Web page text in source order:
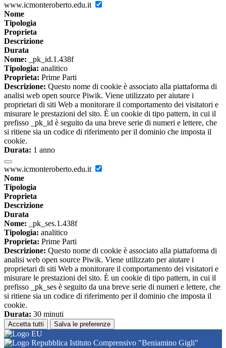
www.icmonteroberto.edu.it
Nome
Tipologia
Proprieta
Descrizione
Durata
Nome: _pk_id.1.438f
Tipologia: analitico
Proprieta: Prime Parti
Descrizione: Questo nome di cookie è associato alla piattaforma di
analisi web open source Piwik. Viene utilizzato per aiutare i
proprietari di siti Web a monitorare il comportamento dei visitatori e
misurare le prestazioni del sito. È un cookie di tipo pattern, in cui il
prefisso _pk_id è seguito da una breve serie di numeri e lettere, che
si ritiene sia un codice di riferimento per il dominio che imposta il
cookie.
Durata: 1 anno
www.icmonteroberto.edu.it
Nome
Tipologia
Proprieta
Descrizione
Durata
Nome: _pk_ses.1.438f
Tipologia: analitico
Proprieta: Prime Parti
Descrizione: Questo nome di cookie è associato alla piattaforma di
analisi web open source Piwik. Viene utilizzato per aiutare i
proprietari di siti Web a monitorare il comportamento dei visitatori e
misurare le prestazioni del sito. È un cookie di tipo pattern, in cui il
prefisso _pk_ses è seguito da una breve serie di numeri e lettere, che
si ritiene sia un codice di riferimento per il dominio che imposta il
cookie.
Durata: 30 minuti
Accetta tutti Salva le preferenze
Istituto Comprensivo "Beniamino Gigli"